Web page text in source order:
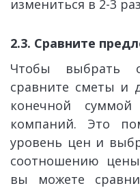
измениться в 2-3
2.3. Сравните
Чтобы выбрать
сравните сметы и
конечной
компаний. Это
уровень цен и
соотношению
вы можете